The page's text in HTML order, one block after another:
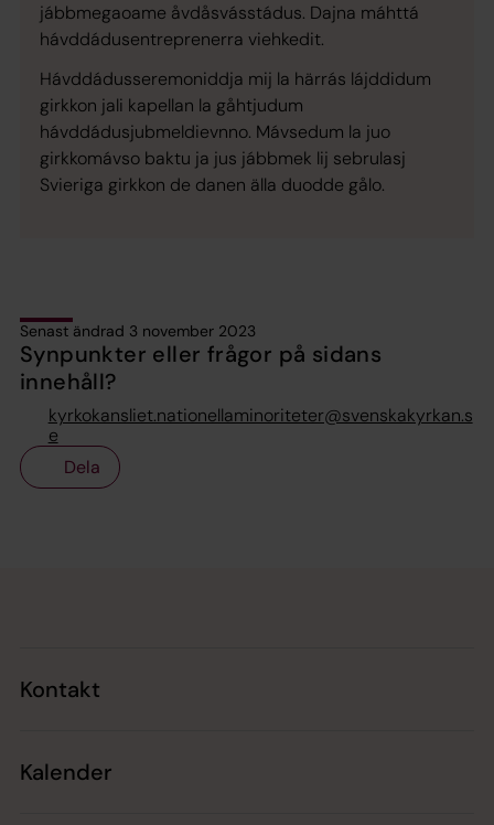
jábbmegaoame åvdåsvásstádus. Dajna máhttá
hávddádusentreprenerra viehkedit.
Hávddádusseremoniddja mij la härrás lájddidum
girkkon jali kapellan la gåhtjudum
hávddádusjubmeldievnno. Mávsedum la juo
girkkomávso baktu ja jus jábbmek lij sebrulasj
Svieriga girkkon de danen älla duodde gålo.
Senast ändrad 3 november 2023
Synpunkter eller frågor på sidans
innehåll?
kyrkokansliet.nationellaminoriteter@svenskakyrkan.s
e
Dela
Kontakt
Kalender